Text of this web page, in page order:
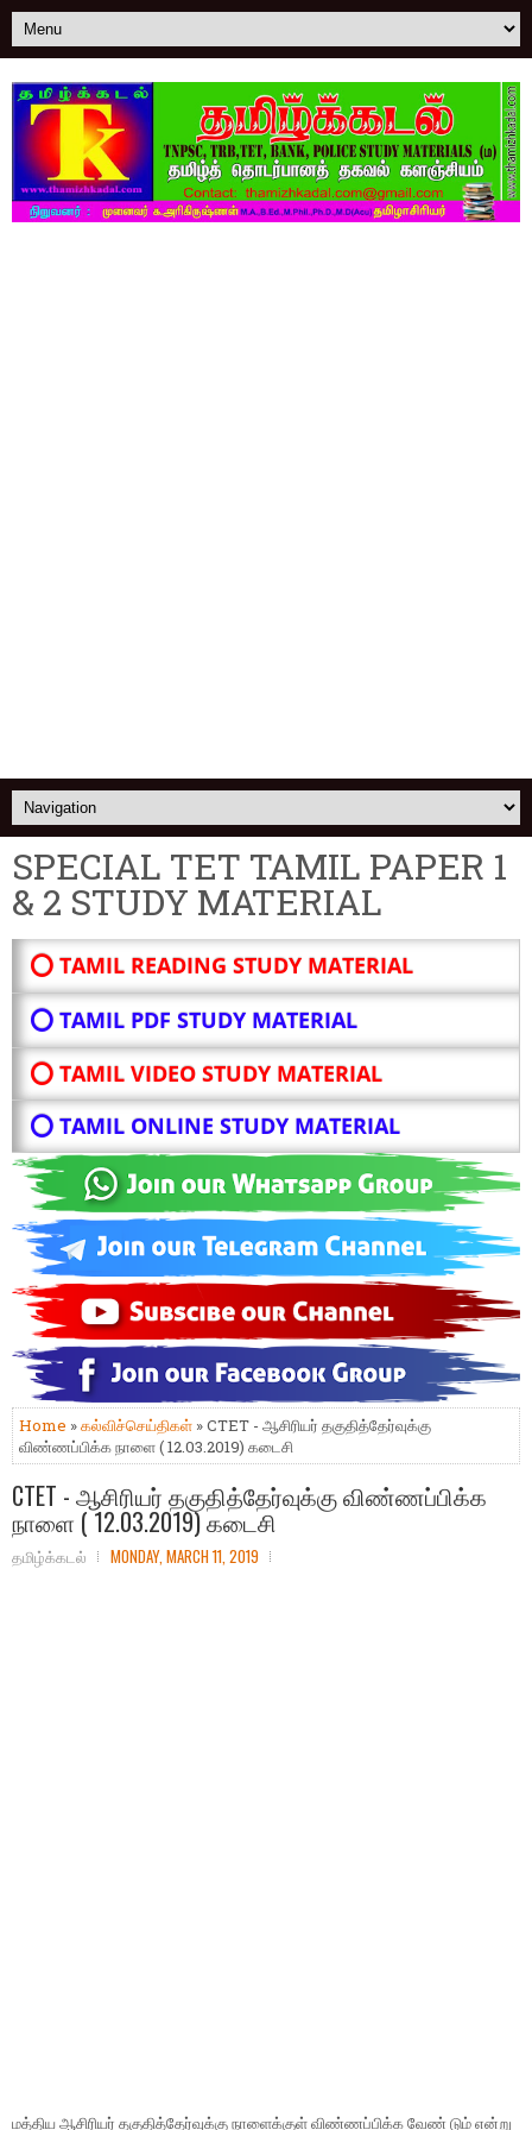
SPECIAL TET TAMIL PAPER 1
& 2 STUDY MATERIAL
⭕ TAMIL READING STUDY MATERIAL
⭕ TAMIL PDF STUDY MATERIAL
⭕ TAMIL VIDEO STUDY MATERIAL
⭕ TAMIL ONLINE STUDY MATERIAL
Home »கல்விச்செய்திகள் » CTET - ஆசிரியர் தகுதித்தேர்வுக்கு
விண்ணப்பிக்க நாளை ( 12.03.2019) கடைசி
CTET - ஆசிரியர் தகுதித்தேர்வுக்கு விண்ணப்பிக்க
நாளை ( 12.03.2019) கடைசி
தமிழ்க்கடல் MONDAY, MARCH 11, 2019
மத்திய ஆசிரியர் தகுதித்தேர்வுக்கு நாளைக்குள் விண்ணப்பிக்க வேண் டும் என்று